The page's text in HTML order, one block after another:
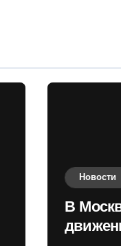
Новости
В